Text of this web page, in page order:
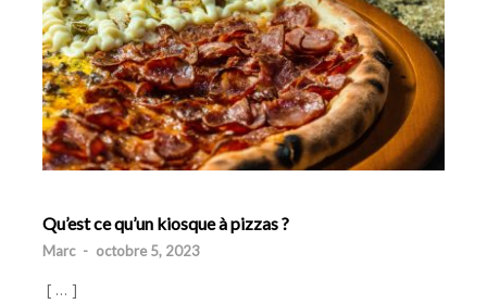
Qu’est ce qu’un kiosque à pizzas ?
Marc - octobre 5, 2023
[ … ]